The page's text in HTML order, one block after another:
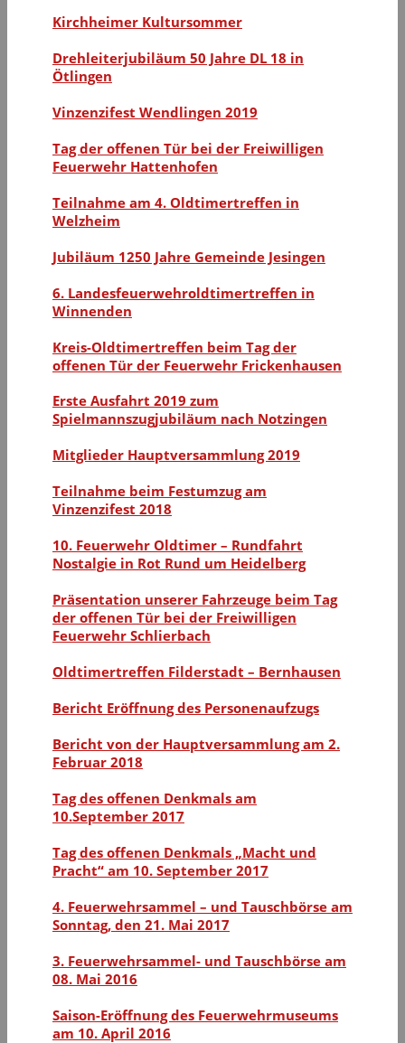
Kirchheimer Kultursommer
Drehleiterjubiläum 50 Jahre DL 18 in
Ötlingen
Vinzenzifest Wendlingen 2019
Tag der offenen Tür bei der Freiwilligen
Feuerwehr Hattenhofen
Teilnahme am 4. Oldtimertreffen in
Welzheim
Jubiläum 1250 Jahre Gemeinde Jesingen
6. Landesfeuerwehroldtimertreffen in
Winnenden
Kreis-Oldtimertreffen beim Tag der
offenen Tür der Feuerwehr Frickenhausen
Erste Ausfahrt 2019 zum
Spielmannszugjubiläum nach Notzingen
Mitglieder Hauptversammlung 2019
Teilnahme beim Festumzug am
Vinzenzifest 2018
10. Feuerwehr Oldtimer – Rundfahrt
Nostalgie in Rot Rund um Heidelberg
Präsentation unserer Fahrzeuge beim Tag
der offenen Tür bei der Freiwilligen
Feuerwehr Schlierbach
Oldtimertreffen Filderstadt – Bernhausen
Bericht Eröffnung des Personenaufzugs
Bericht von der Hauptversammlung am 2.
Februar 2018
Tag des offenen Denkmals am
10.September 2017
Tag des offenen Denkmals „Macht und
Pracht“ am 10. September 2017
4. Feuerwehrsammel – und Tauschbörse am
Sonntag, den 21. Mai 2017
3. Feuerwehrsammel- und Tauschbörse am
08. Mai 2016
Saison-Eröffnung des Feuerwehrmuseums
am 10. April 2016